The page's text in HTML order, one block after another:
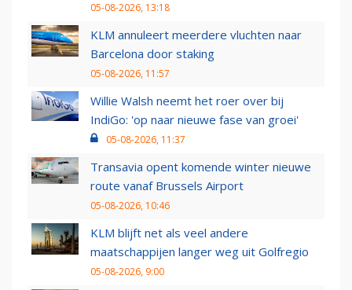
05-08-2026, 13:18
KLM annuleert meerdere vluchten naar
Barcelona door staking
05-08-2026, 11:57
Willie Walsh neemt het roer over bij
IndiGo: 'op naar nieuwe fase van groei'
05-08-2026, 11:37
Transavia opent komende winter nieuwe
route vanaf Brussels Airport
05-08-2026, 10:46
KLM blijft net als veel andere
maatschappijen langer weg uit Golfregio
05-08-2026, 9:00